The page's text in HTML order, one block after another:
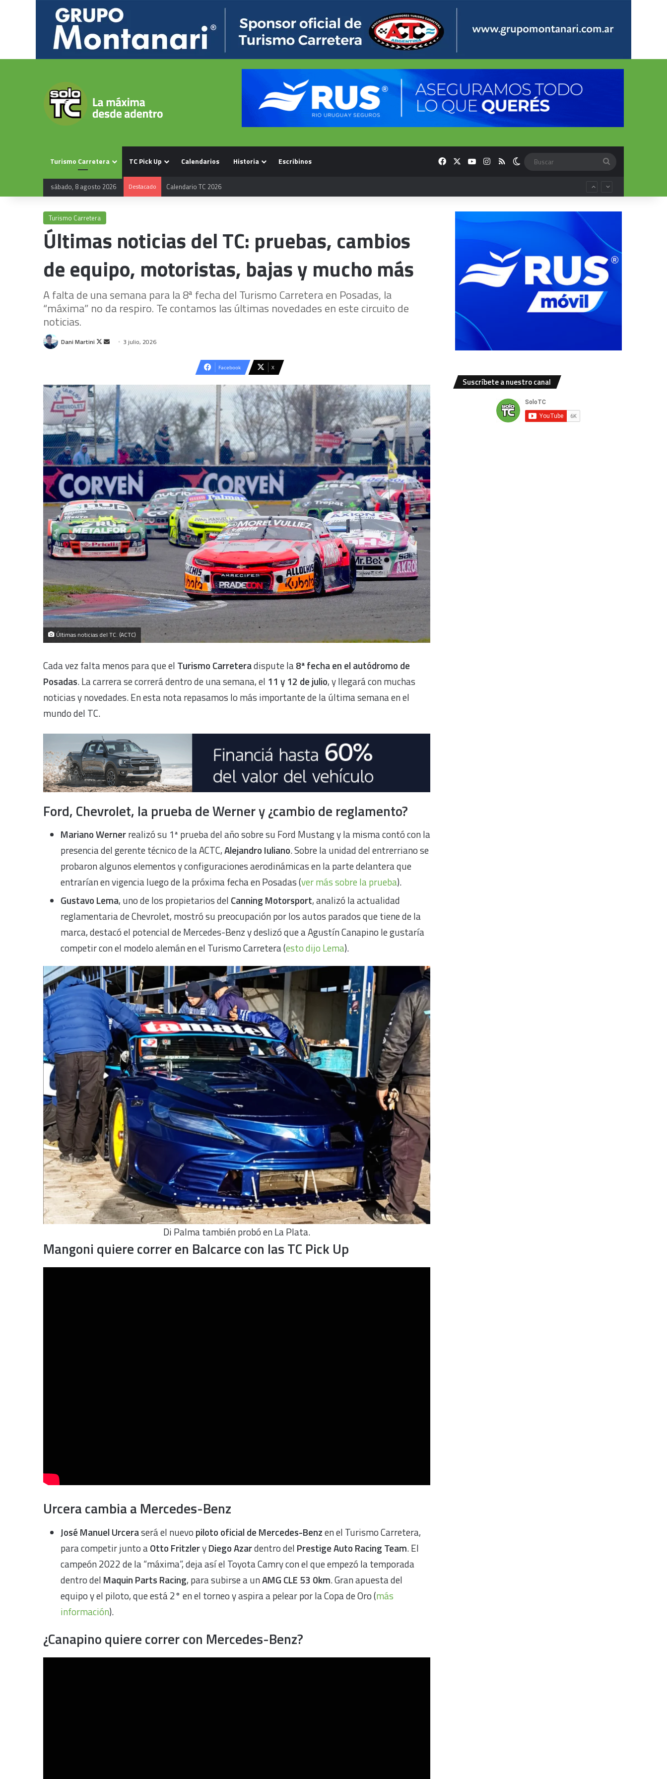
Turismo Carretera TC Pick Up Calendarios Historia Escribinos FacebookYouTubeInstagram
RSS Switch skin
sábado, 8 agosto 2026 Destacado Calendario TC 2026
Turismo Carretera
Últimas noticias del TC: pruebas, cambios
de equipo, motoristas, bajas y mucho más
A falta de una semana para la 8ª fecha del Turismo Carretera en Posadas, la
“máxima” no da respiro. Te contamos las últimas novedades en este circuito de
noticias.
Dani Martini
Follow
Send 3 julio, 2026
Facebook X
Últimas noticias del TC. (ACTC)
Cada vez falta menos para que el Turismo Carreteradispute la8ª fecha en el autódromo de
Posadas. La carrera se correrá dentro de una semana, el 11 y 12 de julio, y llegará con muchas
noticias y novedades. En esta nota repasamos lo más importante de la última semana en el
mundo del TC.
Ford, Chevrolet, la prueba de Werner y ¿cambio de reglamento?
Mariano Wernerrealizó su 1ª prueba del año sobre su Ford Mustang y la misma contó con la
presencia del gerente técnico de la ACTC,Alejandro Iuliano. Sobre la unidad del entrerriano se
probaron algunos elementos y configuraciones aerodinámicas en la parte delantera que
entrarían en vigencia luego de la próxima fecha en Posadas (ver más sobre la prueba).
Gustavo Lema, uno de los propietarios del Canning Motorsport, analizó la actualidad
reglamentaria de Chevrolet, mostró su preocupación por los autos parados que tiene de la
marca, destacó el potencial de Mercedes-Benz y deslizó que a Agustín Canapino le gustaría
competir con el modelo alemán en el Turismo Carretera (esto dijo Lema).
Di Palma también probó en La Plata.
Mangoni quiere correr en Balcarce con las TC Pick Up
Urcera cambia a Mercedes-Benz
José Manuel Urceraserá el nuevo piloto oficial de Mercedes-Benzen el Turismo Carretera,
para competir junto aOtto FritzleryDiego Azardentro del Prestige Auto Racing Team. El
campeón 2022 de la “máxima”, deja así el Toyota Camry con el que empezó la temporada
dentro del Maquin Parts Racing, para subirse a unAMG CLE 53 0km. Gran apuesta del
equipo y el piloto, que está 2° en el torneo y aspira a pelear por la Copa de Oro (más
información).
¿Canapino quiere correr con Mercedes-Benz?
Suscríbete a nuestro canal